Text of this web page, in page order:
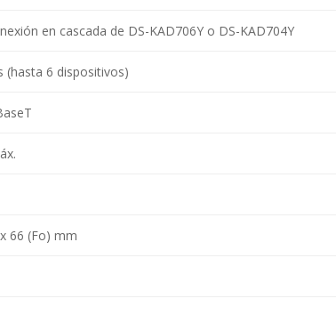
en cascada de DS-KAD706Y o DS-KAD704Y
(hasta 6 dispositivos)
66 (Fo) mm